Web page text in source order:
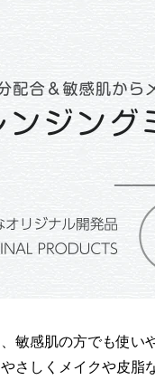
敏感肌の方でも使い
さしくメイクや皮